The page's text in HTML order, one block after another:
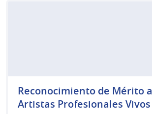
Reconocimiento de Mérito a
Artistas Profesionales Vivos